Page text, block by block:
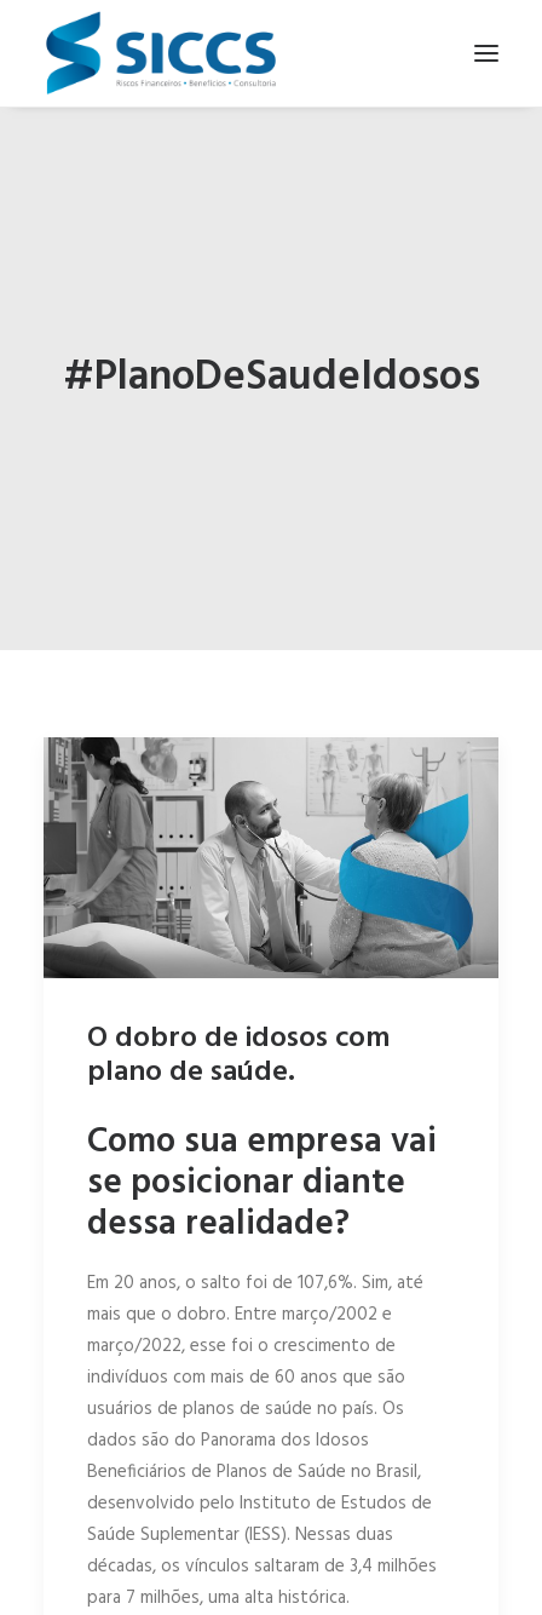
#PlanoDeSaudeIdosos
O dobro de idosos com
plano de saúde.
Como sua empresa vai
se posicionar diante
dessa realidade?
Em 20 anos, o salto foi de 107,6%. Sim, até
mais que o dobro. Entre março/2002 e
março/2022, esse foi o crescimento de
indivíduos com mais de 60 anos que são
usuários de planos de saúde no país. Os
dados são do Panorama dos Idosos
Beneficiários de Planos de Saúde no Brasil,
desenvolvido pelo Instituto de Estudos de
Saúde Suplementar (IESS). Nessas duas
décadas, os vínculos saltaram de 3,4 milhões
para 7 milhões, uma alta histórica.